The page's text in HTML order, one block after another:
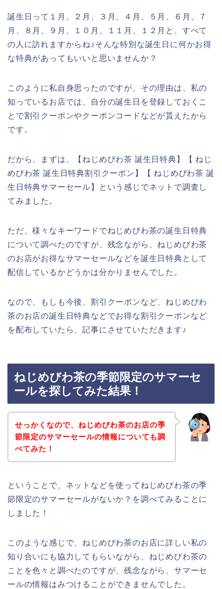
誕生日って１月、２月、３月、４月、５月、６月、７
月、８月、９月、１０月、１１月、１２月と、すべて
の人に訪れますからね♪そんな特別な誕生日に何かお得
な特典があってもいいと思いませんか？
このように私自身思ったのですが、その理由は、私の
知っているお店では、自分の誕生日を登録しておくこ
とで割引クーポンやクーポンコードなどが貰えたから
です。
だから、まずは、【ねじめびわ茶 誕生日特典】【 ねじ
めびわ茶 誕生日特典割引クーポン】【 ねじめびわ茶 誕
生日特典サマーセール】という感じでネットで調査し
てみました。
ただ、様々なキーワードでねじめびわ茶の誕生日特典
について調べたのですが、残念ながら、ねじめびわ茶
のお店がお得なサマーセールなどを誕生日特典として
配信しているかどうかは分かりませんでした。
なので、もしも今後、割引クーポンなど、ねじめびわ
茶のお店の誕生日特典などでお得な割引クーポンなど
を配布していたら、記事にさせていただきます♪
ねじめびわ茶の季節限定のサマーセ
ールを探してみた結果！
せっかくなので、ねじめびわ茶のお店の季
節限定のサマーセールの情報についても調
べてみた！
ということで、ネットなどを使ってねじめびわ茶の季
節限定のサマーセールがないか？を調べてみることに
しました！
このような感じで、ねじめびわ茶のお店に詳しい私の
知り合いにも協力してもらいながら、ねじめびわ茶の
ことを色々と調べたのですが、残念ながら、サマーセ
ールの情報はみつけることができませんでした。